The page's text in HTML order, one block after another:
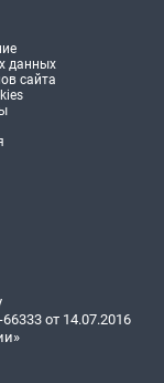
данных
сайта
от 14.07.2016